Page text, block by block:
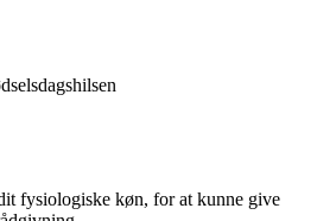
fysiologiske køn, for at kunne give